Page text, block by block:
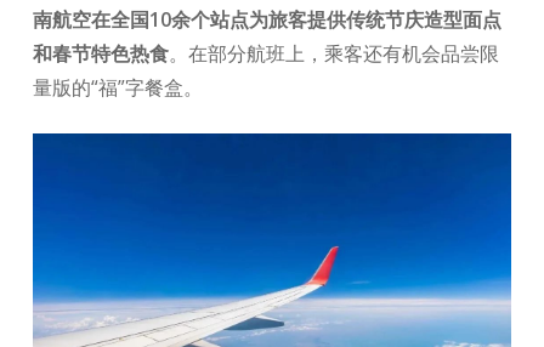
南航空在全国10余个站点为旅客提供传统节庆造型面点
和春节特色热食。在部分航班上，乘客还有机会品尝限
量版的“福”字餐盒。